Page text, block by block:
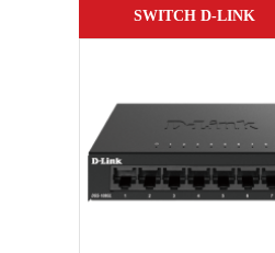
Ubiquiti Airmax
SWITCH D-LINK